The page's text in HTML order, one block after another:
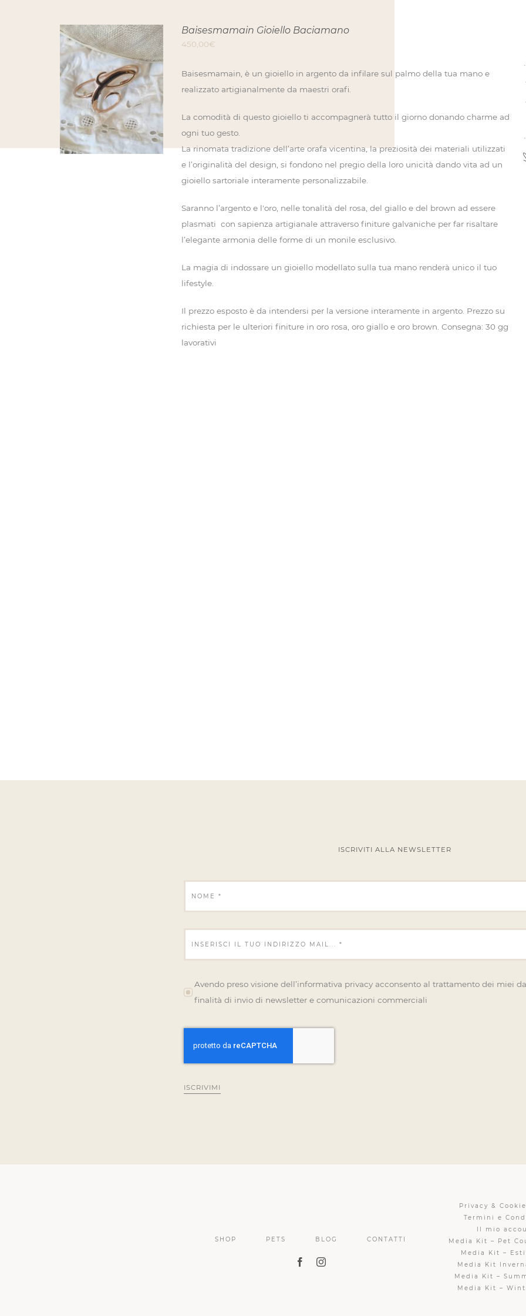
VIEW PRODUCT
QUESTO
PRODOTTO
HA
PIÙ
VARIANTI.
LE
OPZIONI
/ DETTAGLI
Baisesmamain Gioiello Baciamano
450,00€
Baisesmamain, è un gioiello in argento da infilare sul palmo della tua mano e
realizzato artigianalmente da maestri orafi.
La comodità di questo gioiello ti accompagnerà tutto il giorno donando charme ad
ogni tuo gesto.
La rinomata tradizione dell’arte orafa vicentina, la preziosità dei materiali utilizzati
e l’originalità del design, si fondono nel pregio della loro unicità dando vita ad un
gioiello sartoriale interamente personalizzabile.
Saranno l’argento e l'oro, nelle tonalità del rosa, del giallo e del brown ad essere
plasmati con sapienza artigianale attraverso finiture galvaniche per far risaltare
l’elegante armonia delle forme di un monile esclusivo.
La magia di indossare un gioiello modellato sulla tua mano renderà unico il tuo
lifestyle.
Il prezzo esposto è da intendersi per la versione interamente in argento. Prezzo su
richiesta per le ulteriori finiture in oro rosa, oro giallo e oro brown. Consegna: 30 gg
lavorativi
ISCRIVITI ALLA NEWSLETTER
Avendo preso visione dell’informativa privacy acconsento al trattamento dei miei
finalità di invio di newsletter e comunicazioni commerciali
ISCRIVIMI
SHOP PETS BLOG CONTATTI
Privacy &
Termini e
Il mio
Media Kit – Pet
Media Kit –
Media Kit
Media Kit –
Media Kit –